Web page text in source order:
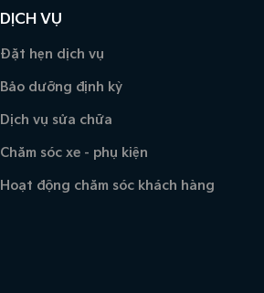
DỊCH VỤ
Đặt hẹn dịch vụ
Bảo dưỡng định kỳ
Dịch vụ sửa chữa
Chăm sóc xe - phụ kiện
Hoạt động chăm sóc khách hàng